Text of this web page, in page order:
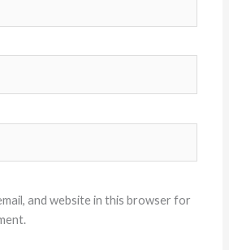
and website in this browser for